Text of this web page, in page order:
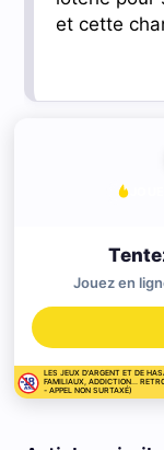
et cette
Jouez en
LES JEUX D'ARGENT ET DE
FAMILIAUX, ADDICTION...
- APPEL NON SURTAXÉ)